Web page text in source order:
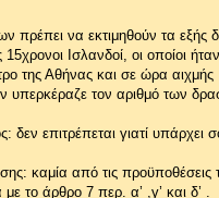
πρέπει να εκτιμηθούν τα εξής
Ισλανδοί, οι οποίοι
της Αθήνας και σε ώρα αιχμής
υπερκέραζε τον αριθμό των
δεν επιτρέπεται γιατί
καμία από τις
το άρθρο 7 περ. α’ ,γ’ και δ’ .